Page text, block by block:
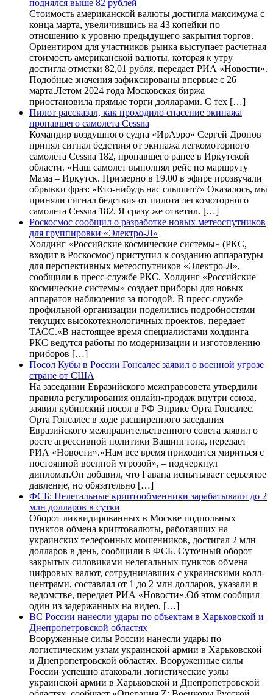
поднялся выше 82 рублей
Стоимость американской валюты достигла максимума с
конца марта, увеличившись на 43 копейки по
отношению к уровню предыдущего закрытия торгов.
Ориентиром для участников рынка выступает расчетная
стоимость американской валюты, которая к утру
достигла отметки 82,01 рубля, передает РИА «Новости».
Подобные значения зафиксированы впервые с 26
марта.Летом 2024 года Московская биржа
приостановила прямые торги долларами. С тех […]
Пилот рассказал, как проходило спасение экипажа
пропавшего самолета Cessna
Командир воздушного судна «ИрАэро» Сергей Дронов
принял сигнал бедствия от экипажа легкомоторного
самолета Cessna 182, пропавшего ранее в Иркутской
области. «Наш самолет выполнял рейс по маршруту
Мама – Иркутск. Примерно в 19.00 в эфире прозвучали
обрывки фраз: «Кто-нибудь нас слышит?» Оказалось, мы
приняли сигнал бедствия от пилота легкомоторного
самолета Cessna 182. Я сразу же ответил. […]
Роскосмос сообщил о разработке новых метеоспутников
для группировки «Электро-Л»
Холдинг «Российские космические системы» (РКС,
входит в Роскосмос) приступил к созданию аппаратуры
для перспективных метеоспутников «Электро-Л»,
сообщили в пресс-службе РКС. Холдинг «Российские
космические системы» создает приборы для новых
аппаратов наблюдения за погодой. В пресс-службе
профильной организации поделились подробностями
текущих высокотехнологичных проектов, передает
ТАСС.«В настоящее время специалистами холдинга
РКС ведутся работы по модернизации и изготовлению
приборов […]
Посол Кубы в России Гонсалес заявил о военной угрозе
стране от США
На заседании Евразийского межправсовета утвердили
правила регулирования онлайн-продаж внутри союза,
заявил кубинский посол в РФ Энрике Орта Гонсалес.
Орта Гонсалес в ходе расширенного заседания
Евразийского межправительственного совета заявил о
росте агрессивной политики Вашингтона, передает
РИА «Новости».«Нам все время приходится мириться с
постоянной военной угрозой», – подчеркнул
дипломат.Он добавил, что Гавана испытывает серьезное
давление, но обязательно […]
ФСБ: Нелегальные криптообменники зарабатывали до 2
млн долларов в сутки
Оборот ликвидированных в Москве подпольных
пунктов обмена криптовалюты, работавших на
украинских телефонных мошенников, достигал 2 млн
долларов в день, сообщили в ФСБ. Суточный оборот
закрытых силовиками нелегальных пунктов обмена
цифровых валют, сотрудничавших с украинскими колл-
центрами, составлял от 1 до 2 млн долларов, указали в
ведомстве, передает РИА «Новости».Об этом сообщил
один из задержанных на видео, […]
ВС России нанесли удары по объектам в Харьковской и
Днепропетровской областях
Вооруженные силы России нанесли удары по
логистическим узлам украинской армии в Харьковской
и Днепропетровской областях. Вооруженные силы
России успешно атаковали логистические узлы
украинской армии в Харьковской и Днепропетровской